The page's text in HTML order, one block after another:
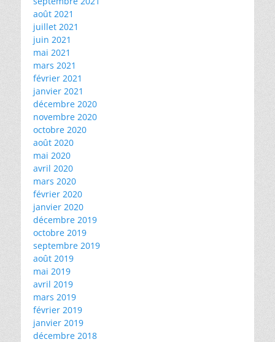
août 2021
juillet 2021
juin 2021
mai 2021
mars 2021
février 2021
janvier 2021
décembre 2020
novembre 2020
octobre 2020
août 2020
mai 2020
avril 2020
mars 2020
février 2020
janvier 2020
décembre 2019
octobre 2019
septembre 2019
août 2019
mai 2019
avril 2019
mars 2019
février 2019
janvier 2019
décembre 2018